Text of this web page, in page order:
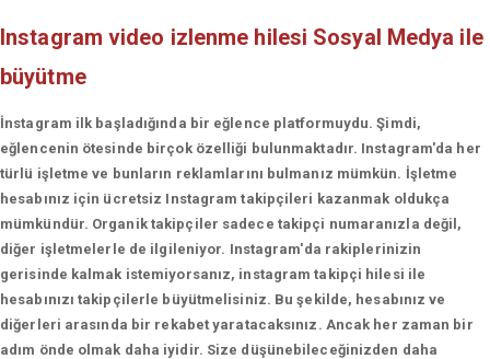
Instagram video izlenme hilesi Sosyal Medya ile
büyütme
İnstagram ilk başladığında bir eğlence platformuydu. Şimdi,
eğlencenin ötesinde birçok özelliği bulunmaktadır. Instagram'da her
türlü işletme ve bunların reklamlarını bulmanız mümkün. İşletme
hesabınız için ücretsiz Instagram takipçileri kazanmak oldukça
mümkündür. Organik takipçiler sadece takipçi numaranızla değil,
diğer işletmelerle de ilgileniyor. Instagram'da rakiplerinizin
gerisinde kalmak istemiyorsanız, instagram takipçi hilesi ile
hesabınızı takipçilerle büyütmelisiniz. Bu şekilde, hesabınız ve
diğerleri arasında bir rekabet yaratacaksınız. Ancak her zaman bir
adım önde olmak daha iyidir. Size düşünebileceğinizden daha